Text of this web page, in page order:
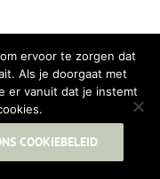
ervoor te zorgen dat
Als je doorgaat met
er vanuit dat je instemt
COOKIEBELEID